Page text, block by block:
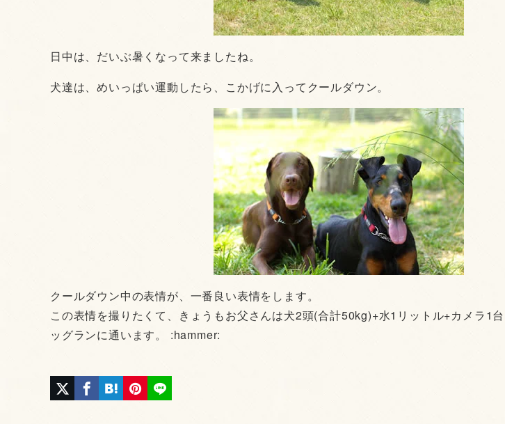
日中は、だいぶ暑くなって来ましたね。
犬達は、めいっぱい運動したら、こかげに入ってクールダウン。
クールダウン中の表情が、一番良い表情をします。
この表情を撮りたくて、きょうもお父さんは犬2頭(合計50kg)+水1リットル+カメラ1
ッグランに通います。 :hammer: